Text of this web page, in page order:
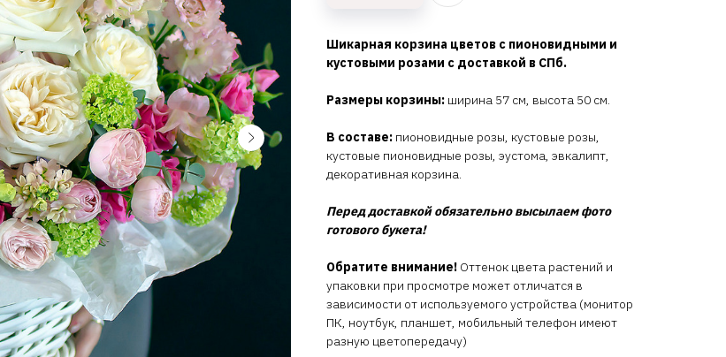
Шикарная корзина цветов с пионовидными и
кустовыми розами с доставкой в СПб.
Размеры корзины: ширина 57 см, высота 50 см.
В составе: пионовидные розы, кустовые розы,
кустовые пионовидные розы, эустома, эвкалипт,
декоративная корзина.
Перед доставкой обязательно высылаем фото
готового букета!
Обратите внимание! Оттенок цвета растений и
упаковки при просмотре может отличатся в
зависимости от используемого устройства (монитор
ПК, ноутбук, планшет, мобильный телефон имеют
разную цветопередачу)